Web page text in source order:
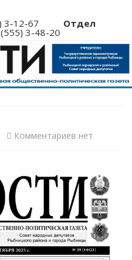
3-12-67 Отдел
3-48-20
Комментариев к
№39
стр.1
нет